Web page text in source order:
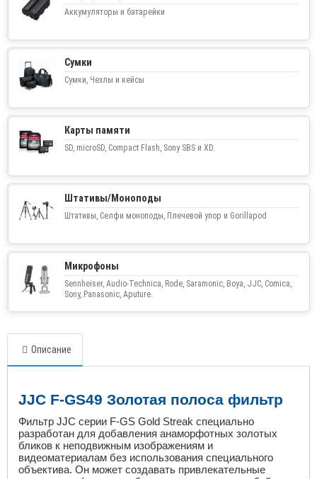
Аккумуляторы и батарейки
Сумки
Сумки, Чехлы и кейсы
Карты памяти
SD, microSD, Compact Flash, Sony SBS и XD.
Штативы/Моноподы
Штативы, Селфи моноподы, Плечевой упор и Gorillapod
Микрофоны
Sennheiser, Audio-Technica, Rode, Saramonic, Boya, JJC, Comica,
Sony, Panasonic, Aputure.
Описание
JJC F-GS49 Золотая полоса фильтр
Фильтр JJC серии F-GS Gold Streak специально
разработан для добавления анаморфотных золотых
бликов к неподвижным изображениям и
видеоматериалам без использования специального
объектива. Он может создавать привлекательные